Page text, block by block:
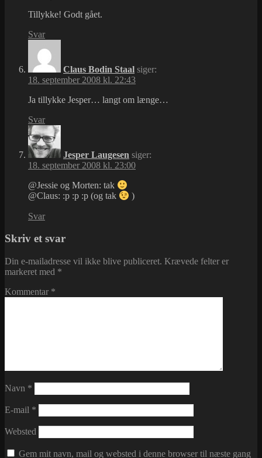
Tillykke! Godt gået.
Svar
Claus Bodin Staal siger:
18. september 2008 kl. 22:43
Ja tillykke Jesper… langt om længe…
Svar
Jesper Laugesen siger:
18. september 2008 kl. 23:00
@Jessie og Morten: tak
@Claus: :p :p :p (og tak
)
Svar
Skriv et svar
Din e-mailadresse vil ikke blive publiceret. Krævede felter er
markeret med *
Kommentar *
Navn *
E-mail *
Websted
Gem mit navn, mail og websted i denne browser til næste gang